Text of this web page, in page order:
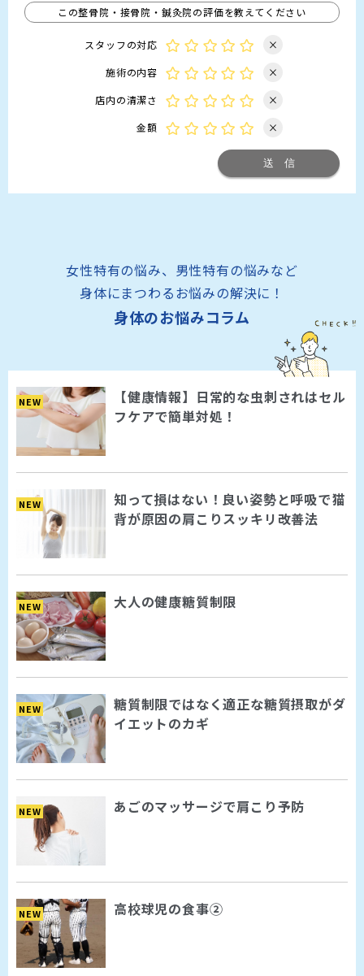
この整骨院・接骨院・鍼灸院の評価を教えてください
スタッフの対応
×
施術の内容
×
店内の清潔さ
×
金額
×
女性特有の悩み、男性特有の悩みなど
身体にまつわるお悩みの解決に！
身体のお悩みコラム
NEW
【健康情報】日常的な虫刺されはセル
フケアで簡単対処！
NEW
知って損はない！良い姿勢と呼吸で猫
背が原因の肩こりスッキリ改善法
NEW 大人の健康糖質制限
NEW
糖質制限ではなく適正な糖質摂取がダ
イエットのカギ
NEW あごのマッサージで肩こり予防
NEW 高校球児の食事②